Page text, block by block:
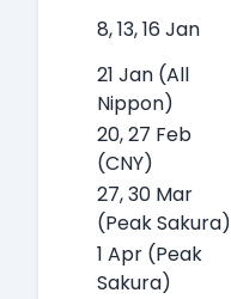
8, 13, 16 Jan
21 Jan (All
Nippon)
20, 27 Feb
(CNY)
27, 30 Mar
(Peak Sakura)
1 Apr (Peak
Sakura)